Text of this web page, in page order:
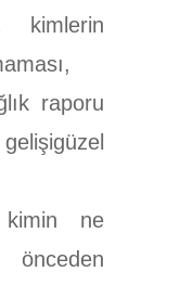
kimlerin
raporu
ne